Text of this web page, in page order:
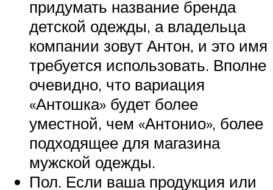
придумать название бренда
детской одежды, а владельца
компании зовут Антон, и это имя
требуется использовать. Вполне
очевидно, что вариация
«Антошка» будет более
уместной, чем «Антонио», более
подходящее для магазина
мужской одежды.
Пол. Если ваша продукция или